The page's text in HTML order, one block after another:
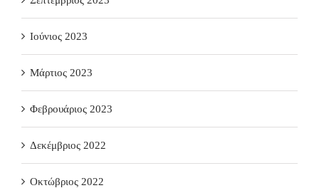
Ιούνιος 2023
Μάρτιος 2023
Φεβρουάριος 2023
Δεκέμβριος 2022
Οκτώβριος 2022